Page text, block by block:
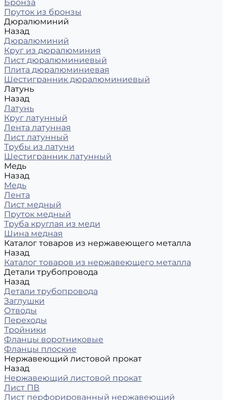
Бронза
Пруток из бронзы
Дюралюминий
Назад
Дюралюминий
Круг из дюралюминия
Лист дюралюминиевый
Плита дюралюминиевая
Шестигранник дюралюминиевый
Латунь
Назад
Латунь
Круг латунный
Лента латунная
Лист латунный
Трубы из латуни
Шестигранник латунный
Медь
Назад
Медь
Лента
Лист медный
Пруток медный
Труба круглая из меди
Шина медная
Каталог товаров из нержавеющего металла
Назад
Каталог товаров из нержавеющего металла
Детали трубопровода
Назад
Детали трубопровода
Заглушки
Отводы
Переходы
Тройники
Фланцы воротниковые
Фланцы плоские
Нержавеющий листовой прокат
Назад
Нержавеющий листовой прокат
Лист ПВ
Лист перфорированный нержавеющий